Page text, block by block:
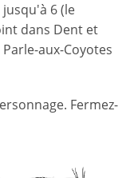
6 (le
dans Dent et
aux-Coyotes
Fermez-